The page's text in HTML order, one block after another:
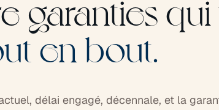
garanties
en bout.
délai engagé, décennale, et la